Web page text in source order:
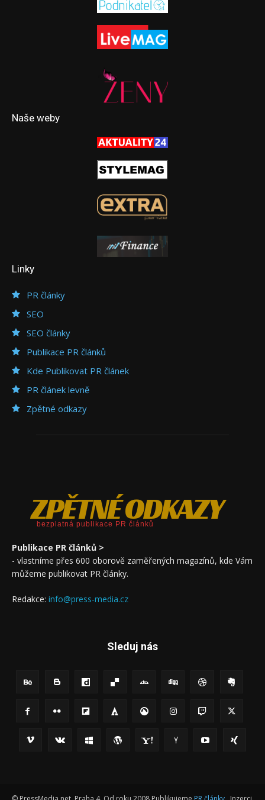
Naše weby
Linky
PR články
SEO
SEO články
Publikace PR článků
Kde Publikovat PR článek
PR článek levně
Zpětné odkazy
ZPĚTNÉ ODKAZY
bezplatná publikace PR článků
Publikace PR článků >
- vlastníme přes 600 oborově zaměřených magazínů, kde Vám
můžeme publikovat PR články.
Redakce: info@press-media.cz
Sleduj nás